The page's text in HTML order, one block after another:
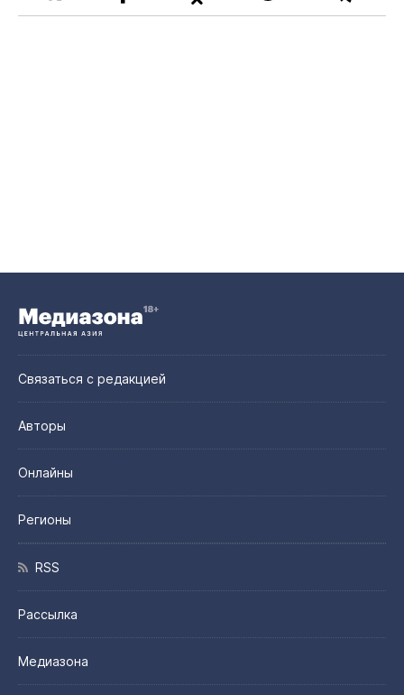
Связаться с редакцией
Авторы
Онлайны
Регионы
RSS
Рассылка
Медиазона